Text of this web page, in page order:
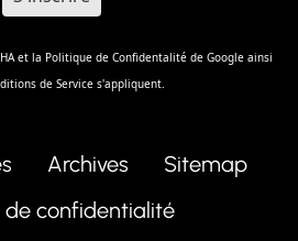
et la Politique de Confidentalité de Google ainsi
de Service s'appliquent.
Archives
Sitemap
de confidentialité